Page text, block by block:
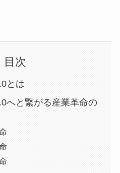
目次
とは
へと繋がる産業革命の